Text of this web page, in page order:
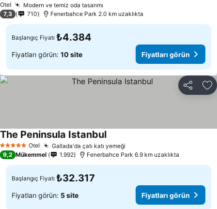
Otel
Modern ve temiz oda tasarımı
7,3
710 Fenerbahce Park 2.0 km uzaklıkta
Başlangıç Fiyatı ₺4.384
Fiyatları görün: 10 site Fiyatları görün
Paylaş
5 Yıldız Otel Gallada'da çatı katı yemeği
The Peninsula Istanbul
9,2 Mükemmel 1.992 Fenerbahce Park 6.9 km uzaklıkta
Başlangıç Fiyatı ₺32.317
Fiyatları görün: 5 site Fiyatları görün